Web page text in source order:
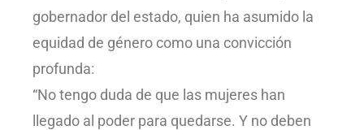
gobernador del estado, quien ha asumido la
equidad de género como una convicción
profunda:
“No tengo duda de que las mujeres han
llegado al poder para quedarse. Y no deben